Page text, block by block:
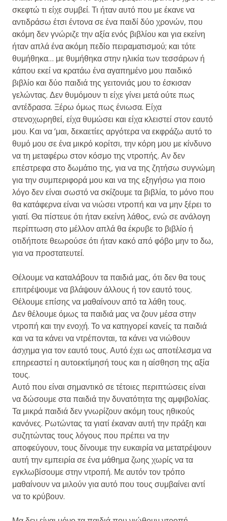
σκεφτώ τι είχε συμβεί. Τι ήταν αυτό που με έκανε να
αντιδράσω έτσι έντονα σε ένα παιδί δύο χρονών, που
ακόμη δεν γνώριζε την αξία ενός βιβλίου και για εκείνη
ήταν απλά ένα ακόμη πεδίο πειραματισμού; και τότε
θυμήθηκα… με θυμήθηκα στην ηλικία των τεσσάρων ή
κάπου εκεί να κρατάω ένα αγαπημένο μου παιδικό
βιβλίο και δύο παιδιά της γειτονιάς μου το έσκισαν
γελώντας. Δεν θυμόμουν τι είχε γίνει μετά ούτε πως
αντέδρασα. Ξέρω όμως πως ένιωσα. Είχα
στενοχωρηθεί, είχα θυμώσει και είχα κλειστεί στον εαυτό
μου. Και να ‘μαι, δεκαετίες αργότερα να εκφράζω αυτό το
θυμό μου σε ένα μικρό κορίτσι, την κόρη μου με κίνδυνο
να τη μεταφέρω στον κόσμο της ντροπής. Αν δεν
επέστρεφα στο δωμάτιο της, για να της ζητήσω συγνώμη
για την συμπεριφορά μου και να της εξηγήσω για ποιο
λόγο δεν είναι σωστό να σκίζουμε τα βιβλία, το μόνο που
θα κατάφερνα είναι να νιώσει ντροπή και να μην ξέρει το
γιατί. Θα πίστευε ότι ήταν εκείνη λάθος, ενώ σε ανάλογη
περίπτωση στο μέλλον απλά θα έκρυβε το βιβλίο ή
οτιδήποτε θεωρούσε ότι ήταν κακό από φόβο μην το δω,
για να προστατευτεί.
Θέλουμε να καταλάβουν τα παιδιά μας, ότι δεν θα τους
επιτρέψουμε να βλάψουν άλλους ή τον εαυτό τους.
Θέλουμε επίσης να μαθαίνουν από τα λάθη τους.
Δεν θέλουμε όμως τα παιδιά μας να ζουν μέσα στην
ντροπή και την ενοχή. Το να κατηγορεί κανείς τα παιδιά
και να τα κάνει να ντρέπονται, τα κάνει να νιώθουν
άσχημα για τον εαυτό τους. Αυτό έχει ως αποτέλεσμα να
επηρεαστεί η αυτοεκτίμησή τους και η αίσθηση της αξία
τους.
Αυτό που είναι σημαντικό σε τέτοιες περιπτώσεις είναι
να δώσουμε στα παιδιά την δυνατότητα της αμφιβολίας.
Τα μικρά παιδιά δεν γνωρίζουν ακόμη τους ηθικούς
κανόνες. Ρωτώντας τα γιατί έκαναν αυτή την πράξη και
συζητώντας τους λόγους που πρέπει να την
αποφεύγουν, τους δίνουμε την ευκαιρία να μετατρέψουν
αυτή την εμπειρία σε ένα μάθημα ζωης χωρίς να τα
εγκλωβίσουμε στην ντροπή. Με αυτόν τον τρόπο
μαθαίνουν να μιλούν για αυτό που τους συμβαίνει αντί
να το κρύβουν.